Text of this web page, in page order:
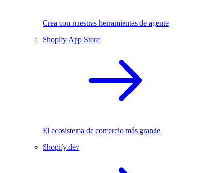
Crea con nuestras herramientas de agente
Shopify App Store
El ecosistema de comercio más grande
Shopify.dev